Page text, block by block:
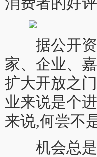
据公开资
家、企业、
扩大开放之
业来说是个
来说,何尝不
机会总是